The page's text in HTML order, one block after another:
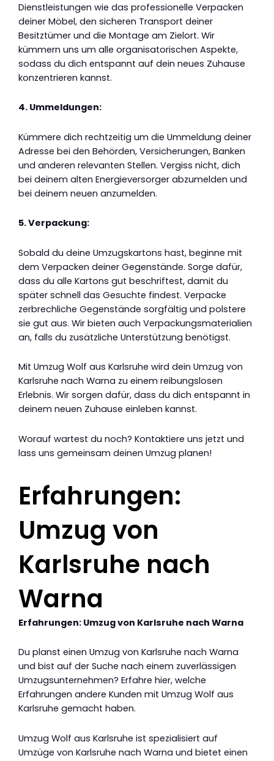
Dienstleistungen wie das professionelle Verpacken
deiner Möbel, den sicheren Transport deiner
Besitztümer und die Montage am Zielort. Wir
kümmern uns um alle organisatorischen Aspekte,
sodass du dich entspannt auf dein neues Zuhause
konzentrieren kannst.
4. Ummeldungen:
Kümmere dich rechtzeitig um die Ummeldung deiner
Adresse bei den Behörden, Versicherungen, Banken
und anderen relevanten Stellen. Vergiss nicht, dich
bei deinem alten Energieversorger abzumelden und
bei deinem neuen anzumelden.
5. Verpackung:
Sobald du deine Umzugskartons hast, beginne mit
dem Verpacken deiner Gegenstände. Sorge dafür,
dass du alle Kartons gut beschriftest, damit du
später schnell das Gesuchte findest. Verpacke
zerbrechliche Gegenstände sorgfältig und polstere
sie gut aus. Wir bieten auch Verpackungsmaterialien
an, falls du zusätzliche Unterstützung benötigst.
Mit Umzug Wolf aus Karlsruhe wird dein Umzug von
Karlsruhe nach Warna zu einem reibungslosen
Erlebnis. Wir sorgen dafür, dass du dich entspannt in
deinem neuen Zuhause einleben kannst.
Worauf wartest du noch? Kontaktiere uns jetzt und
lass uns gemeinsam deinen Umzug planen!
Erfahrungen:
Umzug von
Karlsruhe nach
Warna
Erfahrungen: Umzug von Karlsruhe nach Warna
Du planst einen Umzug von Karlsruhe nach Warna
und bist auf der Suche nach einem zuverlässigen
Umzugsunternehmen? Erfahre hier, welche
Erfahrungen andere Kunden mit Umzug Wolf aus
Karlsruhe gemacht haben.
Umzug Wolf aus Karlsruhe ist spezialisiert auf
Umzüge von Karlsruhe nach Warna und bietet einen